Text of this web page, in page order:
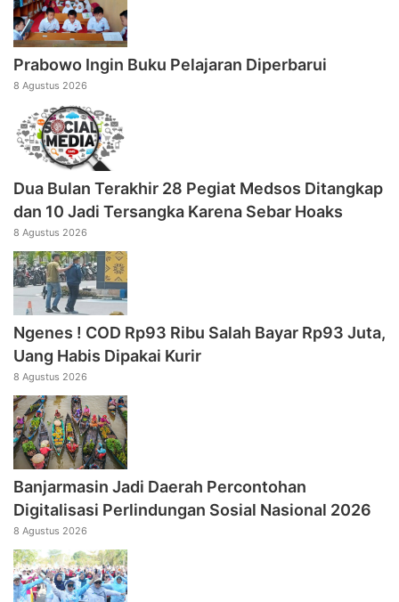
Prabowo Ingin Buku Pelajaran Diperbarui
8 Agustus 2026
Dua Bulan Terakhir 28 Pegiat Medsos Ditangkap
dan 10 Jadi Tersangka Karena Sebar Hoaks
8 Agustus 2026
Ngenes ! COD Rp93 Ribu Salah Bayar Rp93 Juta,
Uang Habis Dipakai Kurir
8 Agustus 2026
Banjarmasin Jadi Daerah Percontohan
Digitalisasi Perlindungan Sosial Nasional 2026
8 Agustus 2026